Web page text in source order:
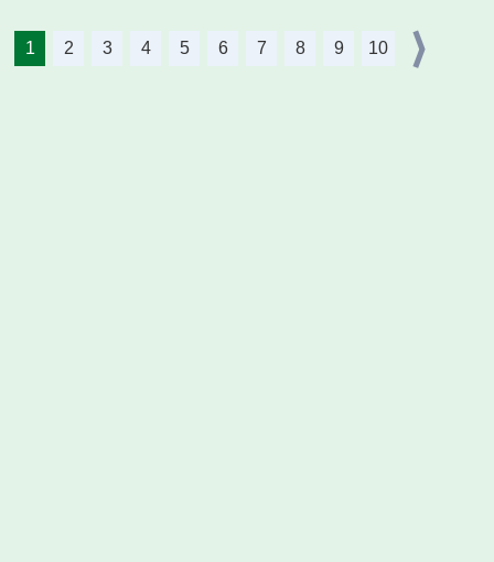
1 2 3 4 5 6 7 8 9 10